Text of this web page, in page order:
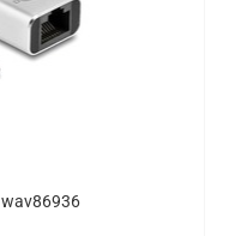
wav86936